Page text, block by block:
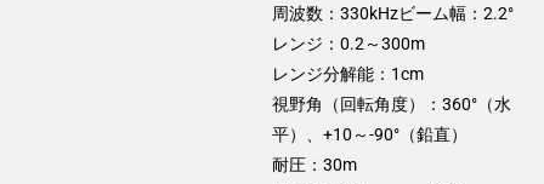
周波数：330kHzビーム幅：2.2°
レンジ：0.2～300m
レンジ分解能：1cm
視野角（回転角度）：360°（水
平）、+10～-90°（鉛直）
耐圧：30m